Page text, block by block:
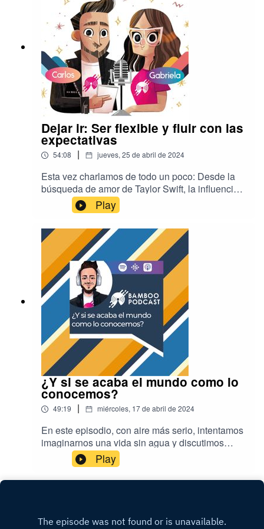
Acompáñanos en este episodio donde nos
pusimos serios con el chisme.
Dejar ir: Ser flexible y fluir con las
expectativas
54:08 | jueves, 25 de abril de 2024
Esta vez charlamos de todo un poco: Desde la
búsqueda de amor de Taylor Swift, la influencia
de las expectativas y el deseo en nuestras
percepciones y experiencias de vida, hasta las
ideas confusas, físicas y filosóficas de los
péndulos del autor ruso Vadim Zealand, y
navegamos la idea principal de que dejar ir y fluir
es el mejor camino para alcanzar lo que
queremos y encontrar lo que realmente es para
nosotros.
Play
¿Y si se acaba el mundo como lo
conocemos?
49:19 | miércoles, 17 de abril de 2024
En este episodio, con aire más serio, intentamos
imaginarnos una vida sin agua y discutimos
sobre el papel de cada persona en el posible fin
del mundo, partiendo de las actuales crisis de
agua en Latinoamérica, los diversos conflictos
Play